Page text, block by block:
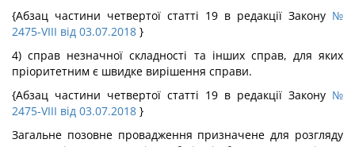
{Абзац частини четвертої статті 19 в редакції Закону №
2475-VIII від 03.07.2018 }
4) справ незначної складності та інших справ, для яких
пріоритетним є швидке вирішення справи.
{Абзац частини четвертої статті 19 в редакції Закону №
2475-VIII від 03.07.2018 }
Загальне позовне провадження призначене для розгляду